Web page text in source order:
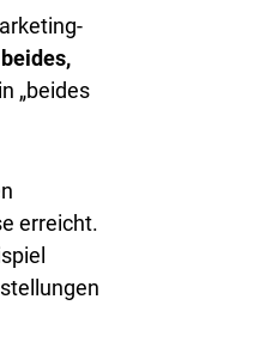
beides,
„beides
erreicht.